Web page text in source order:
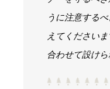
うに注意する
えてください
合わせて設けら